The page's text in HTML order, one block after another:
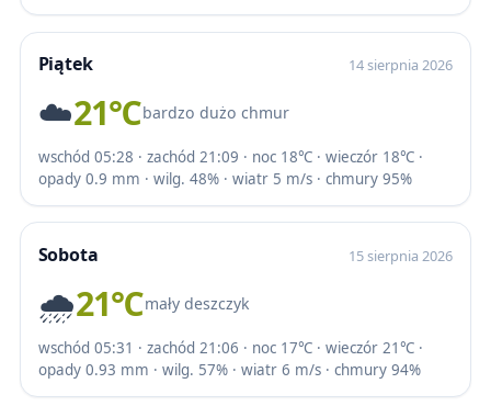
Piątek 14 sierpnia 2026
☁️21℃bardzo dużo chmur
wschód 05:28 · zachód 21:09 · noc 18℃ · wieczór 18℃ ·
opady 0.9 mm · wilg. 48% · wiatr 5 m/s · chmury 95%
Sobota 15 sierpnia 2026
🌧️21℃mały deszczyk
wschód 05:31 · zachód 21:06 · noc 17℃ · wieczór 21℃ ·
opady 0.93 mm · wilg. 57% · wiatr 6 m/s · chmury 94%